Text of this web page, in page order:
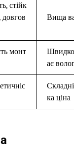
стійк
довгов
Вища
монт
Швидко
ає
ка ціна